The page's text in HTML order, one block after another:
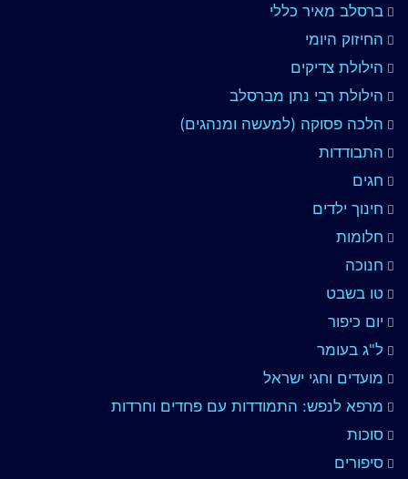
ברסלב מאיר כללי
החיזוק היומי
הילולת צדיקים
הילולת רבי נתן מברסלב
הלכה פסוקה (למעשה ומנהגים)
התבודדות
חגים
חינוך ילדים
חלומות
חנוכה
טו בשבט
יום כיפור
ל"ג בעומר
מועדים וחגי ישראל
מרפא לנפש: התמודדות עם פחדים וחרדות
סוכות
סיפורים